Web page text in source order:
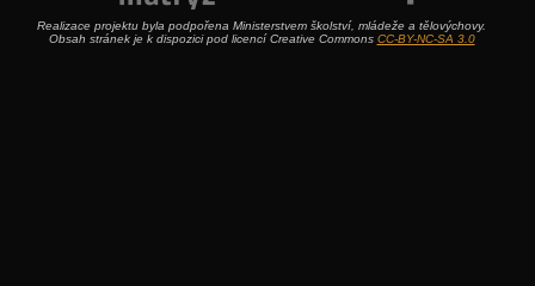
Realizace projektu byla podpořena Ministerstvem školství, mládeže a tělovýchovy.
Obsah stránek je k dispozici pod licencí Creative Commons CC-BY-NC-SA 3.0